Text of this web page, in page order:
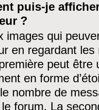
puis-je
?
images qui
en regardant
peut être
en forme
nombre de
forum. La